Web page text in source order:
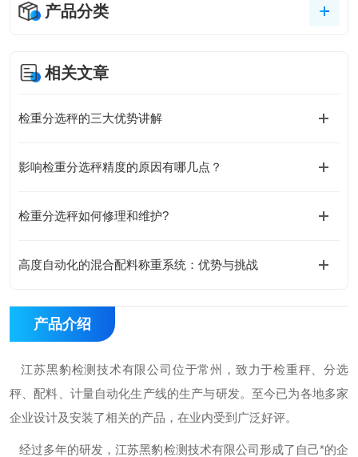
产品分类
相关文章
检重分选秤的三大优势讲解
影响检重分选秤精度的原因有哪几点？
检重分选秤如何修理和维护?
高度自动化的混合配料称重系统：优势与挑战
产品介绍
江苏黑豹检测技术有限公司位于常州，致力于检重秤、分选
秤、配料、计量自动化生产线的生产与研发。至今已为各地多家
企业设计及安装了相关的产品，在业内受到广泛好评。
经过多年的研发，江苏黑豹检测技术有限公司形成了自己*的企